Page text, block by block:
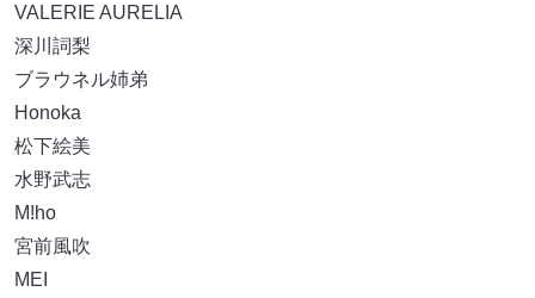
VALERIE AURELIA
深川詞梨
ブラウネル姉弟
Honoka
松下絵美
水野武志
M!ho
宮前風吹
MEI